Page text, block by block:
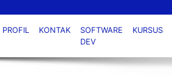
PROFIL KONTAK
SOFTWARE
DEV
KURSUS